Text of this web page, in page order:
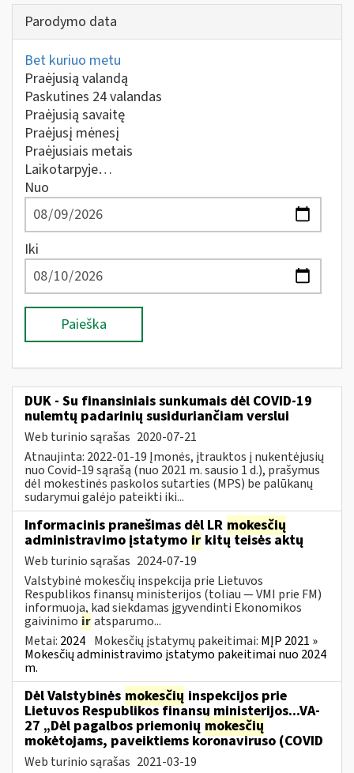
Parodymo data
Bet kuriuo metu
Praėjusią valandą
Paskutines 24 valandas
Praėjusią savaitę
Praėjusį mėnesį
Praėjusiais metais
Laikotarpyje…
Nuo
Iki
Paieška
DUK - Su finansiniais sunkumais dėl COVID-19
nulemtų padarinių susiduriančiam verslui
Web turinio sąrašas 2020-07-21
Atnaujinta: 2022-01-19 Įmonės, įtrauktos į nukentėjusių
nuo Covid-19 sąrašą (nuo 2021 m. sausio 1 d.), prašymus
dėl mokestinės paskolos sutarties (MPS) be palūkanų
sudarymui galėjo pateikti iki...
Informacinis pranešimas dėl LR mokesčių
administravimo įstatymo ir kitų teisės aktų
Web turinio sąrašas 2024-07-19
Valstybinė mokesčių inspekcija prie Lietuvos
Respublikos finansų ministerijos (toliau — VMI prie FM)
informuoja, kad siekdamas įgyvendinti Ekonomikos
gaivinimo iratsparumo...
Metai: 2024 Mokesčių įstatymų pakeitimai: MĮP 2021 »
Mokesčių administravimo įstatymo pakeitimai nuo 2024
m.
Dėl Valstybinės mokesčių inspekcijos prie
Lietuvos Respublikos finansų ministerijos...VA-
27 „Dėl pagalbos priemonių mokesčių
mokėtojams, paveiktiems koronaviruso (COVID
Web turinio sąrašas 2021-03-19